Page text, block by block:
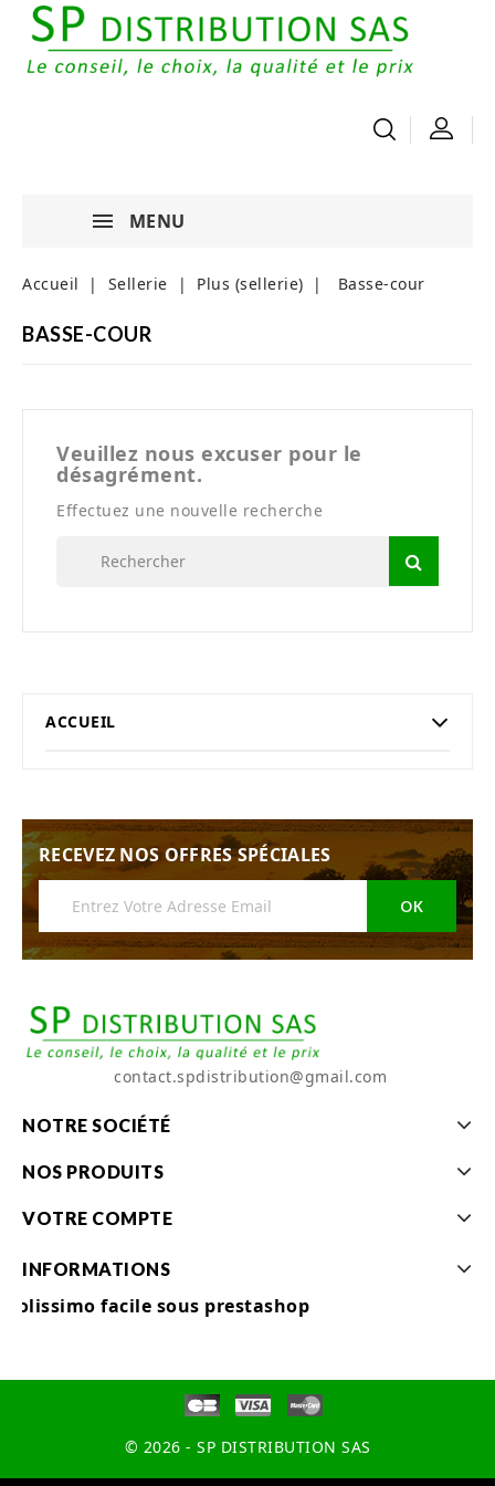
MENU
Accueil Sellerie Plus (sellerie) Basse-cour
BASSE-COUR
Veuillez nous excuser pour le
désagrément.
Effectuez une nouvelle recherche
ACCUEIL
RECEVEZ NOS OFFRES SPÉCIALES
contact.spdistribution@gmail.com
NOTRE SOCIÉTÉ
NOS PRODUITS
VOTRE COMPTE
INFORMATIONS
Colissimo facile sous prestashop
© 2026 - SP DISTRIBUTION SAS